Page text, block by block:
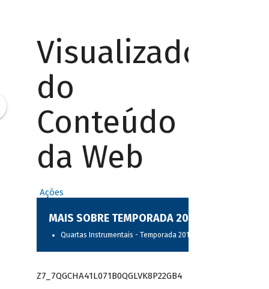
Visualizador
do
Conteúdo
da Web
Ações
MAIS SOBRE TEMPORADA 2017
Quartas Instrumentais - Temporada 2017
Z7_7QGCHA41L071B0QGLVK8P22GB4